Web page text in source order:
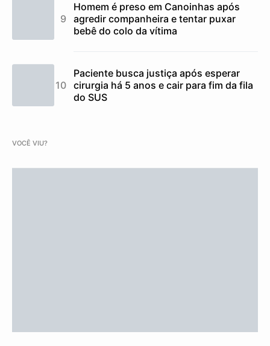
Homem é preso em Canoinhas após
agredir companheira e tentar puxar
bebê do colo da vítima
Paciente busca justiça após esperar
cirurgia há 5 anos e cair para fim da fila
do SUS
VOCÊ VIU?